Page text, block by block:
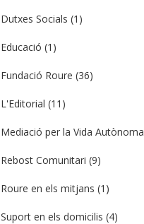
Dutxes Socials (1)
Educació (1)
Fundació Roure (36)
L'Editorial (11)
Mediació per la Vida Autònoma
Rebost Comunitari (9)
Roure en els mitjans (1)
Suport en els domicilis (4)